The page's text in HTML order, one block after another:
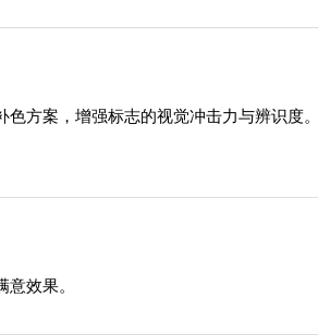
方案，增强标志的视觉冲击力与辨识度
效果。